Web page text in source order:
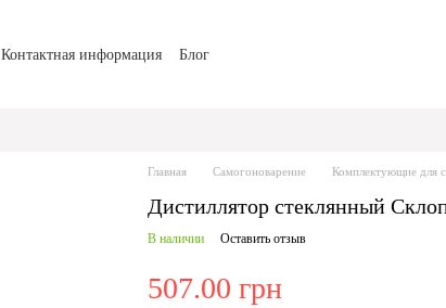
Контактная информация Блог
Главная Самогоноварение Комплектующие для
Дистиллятор стеклянный
В наличии Оставить отзыв
507.00 грн